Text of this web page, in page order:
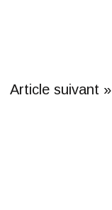
Article suivant »